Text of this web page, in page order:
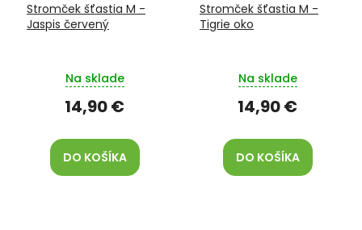
Stromček šťastia M -
Jaspis červený
Na sklade
14,90 €
DO KOŠÍKA
Stromček šťastia M -
Tigrie oko
Na sklade
14,90 €
DO KOŠÍKA